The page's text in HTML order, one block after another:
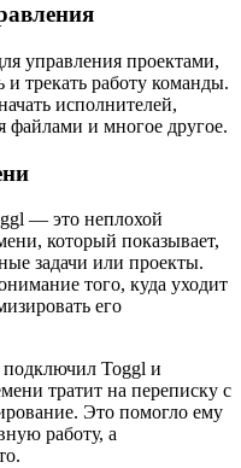
управления проектами,
и трекать работу команды.
исполнителей,
файлами и многое другое.
— это неплохой
который показывает,
задачи или проекты.
того, куда уходит
его
Toggl и
тратит на переписку с
Это помогло ему
работу, а